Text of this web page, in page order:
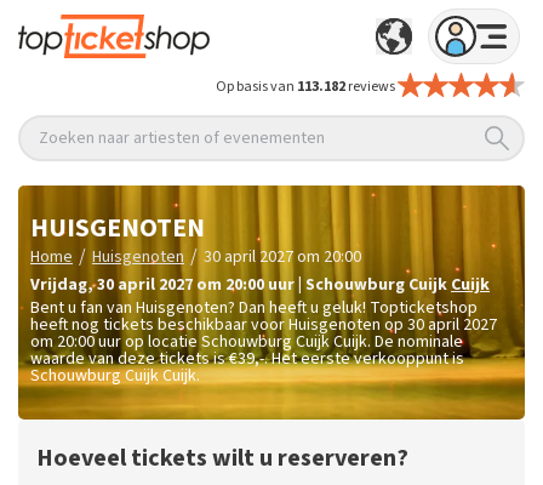
Op basis van 113.182reviews
Zoeken naar artiesten of evenementen
HUISGENOTEN
Home / Huisgenoten / 30 april 2027 om 20:00
vrijdag,30 april 2027 om 20:00 uur Schouwburg CuijkCuijk
Bent u fan van Huisgenoten? Dan heeft u geluk! Topticketshop
heeft nog tickets beschikbaar voor Huisgenoten op 30 april 2027
om 20:00 uur op locatie Schouwburg Cuijk Cuijk. De nominale
waarde van deze tickets is€39,-. Het eerste verkooppunt is
Schouwburg Cuijk Cuijk.
Hoeveel tickets wilt u reserveren?